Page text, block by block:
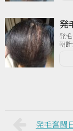
発
発
朝
発毛奮闘